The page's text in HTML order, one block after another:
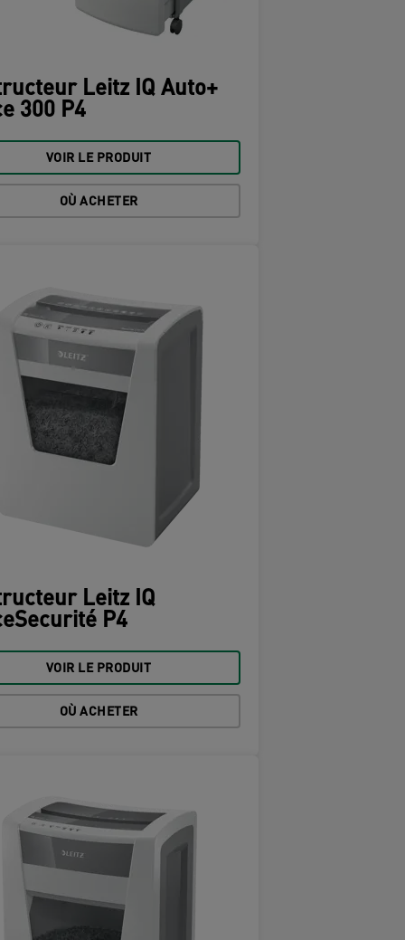
Leitz IQ Auto+
300 P4
VOIR LE PRODUIT
OÙ ACHETER
Leitz IQ
P4
VOIR LE PRODUIT
OÙ ACHETER